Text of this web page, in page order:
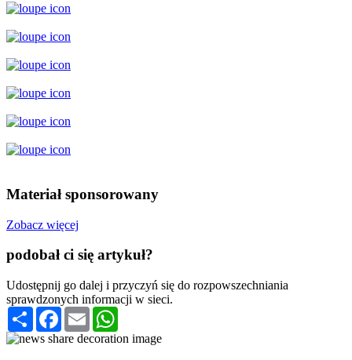
Materiał sponsorowany
Zobacz więcej
podobał ci się artykuł?
Udostępnij go dalej i przyczyń się do rozpowszechniania
sprawdzonych informacji w sieci.
Podziel
się
Facebook
Email